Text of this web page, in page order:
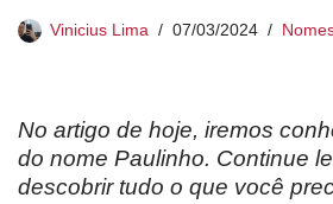
Vinicius Lima 07/03/2024
No artigo de hoje, iremos
do nome Paulinho. Continue
descobrir tudo o que você